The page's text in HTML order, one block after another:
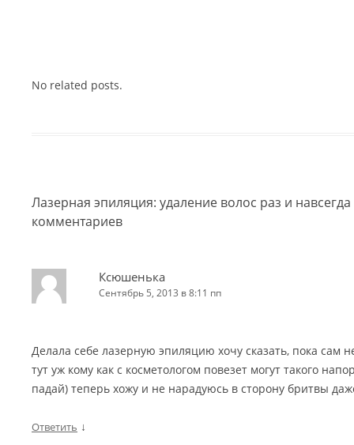
No related posts.
Лазерная эпиляция: удаление волос раз и
комментариев
Ксюшенька
Сентябрь 5, 2013 в 8:11 пп
Делала себе лазерную эпиляцию хочу сказать, пока сам
тут уж кому как с косметологом повезет могут такого
падай) теперь хожу и не нарадуюсь в сторону бритвы
Ответить ↓